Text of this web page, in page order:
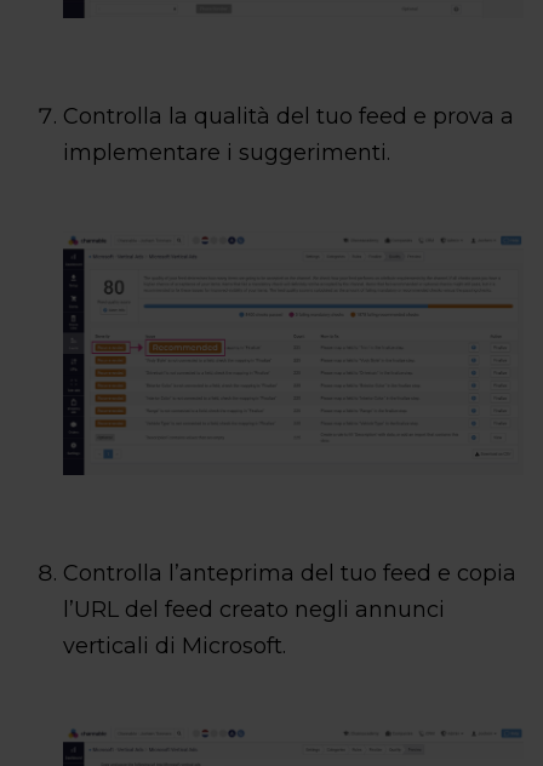
Controlla la qualità del tuo feed e prova a
implementare i suggerimenti.
Controlla l’anteprima del tuo feed e copia
l’URL del feed creato negli annunci
verticali di Microsoft.